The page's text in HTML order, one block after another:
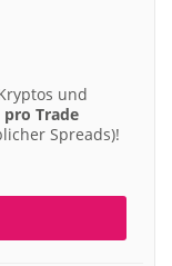
und
pro Trade
Spreads)!